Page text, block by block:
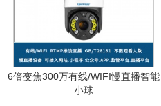
6倍变焦300万有线/WIFI慢直播智能
小球